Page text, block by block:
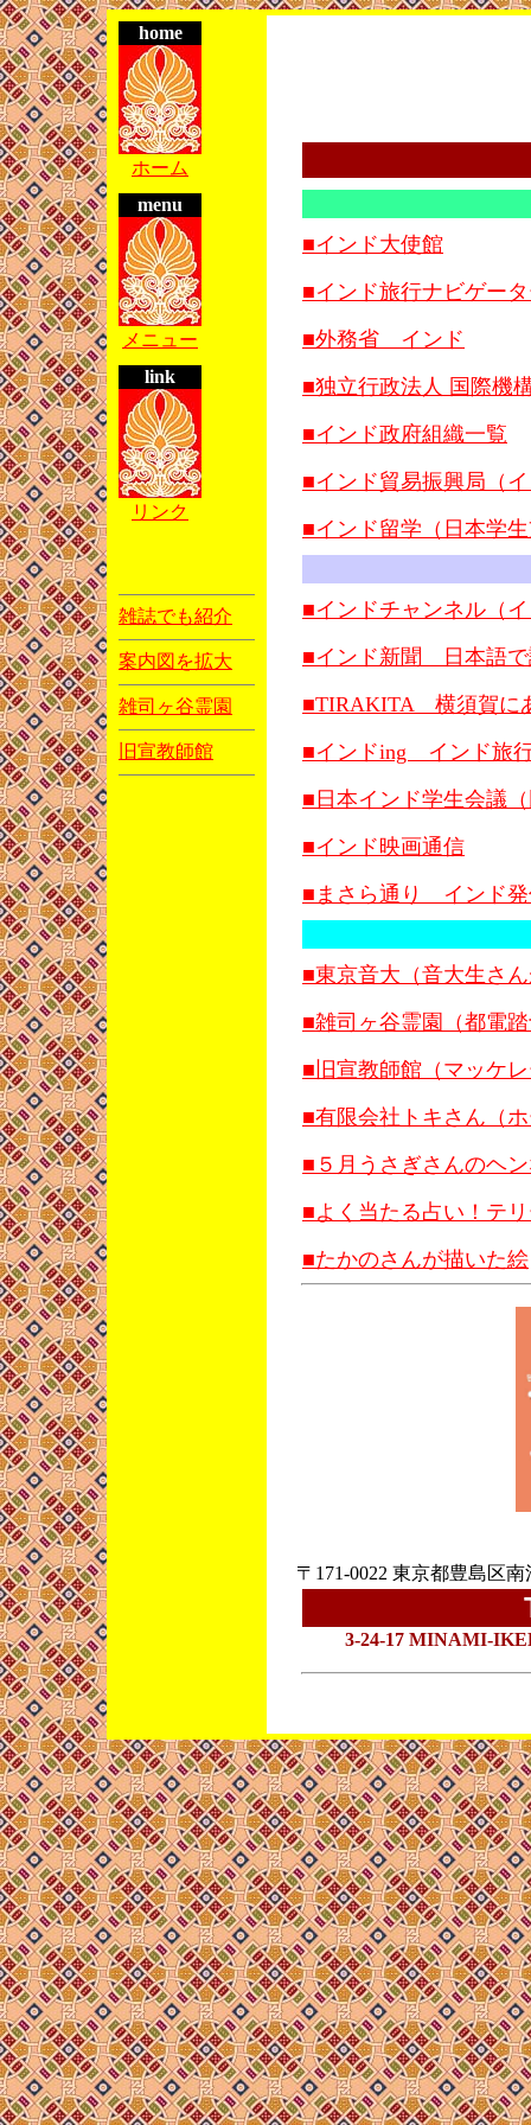
home
ホーム
menu
メニュー
link
リンク
雑誌でも紹介
案内図を拡大
雑司ヶ谷霊園
旧宣教師館
■インド大使館
■インド旅行ナビゲー
■外務省 インド
■独立行政法人 国際機
■インド政府組織一覧
■インド貿易振興局（
■インド留学（日本学
■インドチャンネル（
■インド新聞 日本語で
■TIRAKITA 横須賀に
■インドing インド旅
■日本インド学生会議
■インド映画通信
■まさら通り インド
■東京音大（音大生さ
■雑司ヶ谷霊園（都電
■旧宣教師館（マッケ
■有限会社トキさん（
■５月うさぎさんのヘ
■よく当たる占い！テ
■たかのさんが描いた絵
〒171-0022 東京都豊島区
3-24-17 MINAMI-